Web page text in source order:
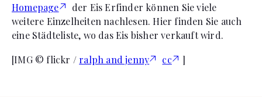
Homepage
der Eis Erfinder können Sie viele
weitere Einzelheiten nachlesen. Hier finden Sie auch
eine Städteliste, wo das Eis bisher verkauft wird.
[IMG © flickr / ralph and jenny cc ]